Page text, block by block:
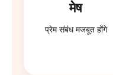
मेष
प्रेम संबंध मजबूत होंगे